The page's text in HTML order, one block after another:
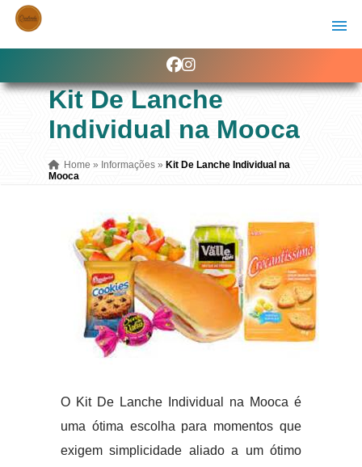
Kit De Lanche
Individual na Mooca
Home » Informações » Kit De Lanche Individual na
Mooca
O Kit De Lanche Individual na Mooca é
uma ótima escolha para momentos que
exigem simplicidade aliado a um ótimo